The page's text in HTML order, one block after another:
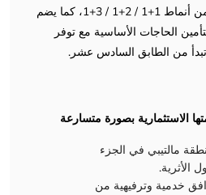
364 شقة سكنية ومكتبية من أنماط 1+1 / 2+1 / 3+1، كما يضم
لتأمين الحاجات الأساسية مع توفر
من الطابق السادس عشر.
الاستثمارية بصورة متسارعة
مالتيبي في الجزء
الأثرية.
خدمية وترفيهية من